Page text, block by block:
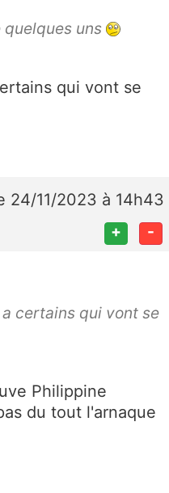
uns
qui vont se
24/11/2023 à 14h43
+ -
certains qui vont se
Philippine
du tout l'arnaque